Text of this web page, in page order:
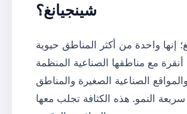
شينجيانغ؟
إنها واحدة من أكثر المناطق حيوية
مع مناطقها الصناعية المنظمة
الصناعية الصغيرة والمناطق
سريعة النمو. هذه الكثافة تجلب معها